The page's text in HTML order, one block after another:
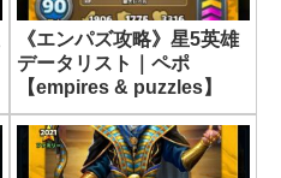
《エンパズ攻略》星5英雄
データリスト｜ペポ
【empires & puzzles】